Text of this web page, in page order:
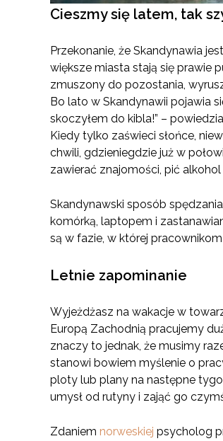
Cieszmy się latem, tak
Przekonanie, że Skandynawia
większe miasta stają się prawie
zmuszony do pozostania,
Bo lato w Skandynawii pojawia
skoczyłem do kibla!” –
Kiedy tylko zaświeci słońce,
chwili, gdzieniegdzie już w
zawierać znajomości, pić alkohol
Skandynawski sposób
komórką, laptopem i
są w fazie, w której
Letnie zapominanie
Wyjeżdżasz na wakacje w
Europą Zachodnią pracujemy
znaczy to jednak, że musimy
stanowi bowiem myślenie o
ploty lub plany na następne
umysł od rutyny i zająć go
Zdaniem norweskiej psycholog